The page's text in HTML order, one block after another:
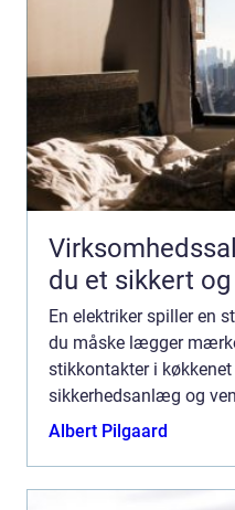
Virksomhedssalg sådan
du et sikkert
En elektriker spiller en
du måske lægger
stikkontakter i
sikkerhedsanlæg og
professione...
Albert Pilgaard